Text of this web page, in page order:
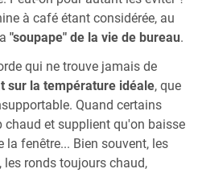
à café étant considérée, au
"soupape" de la vie de bureau.
qui ne trouve jamais de
sur la température idéale, que
Quand certains
chaud et supplient qu'on baisse
la fenêtre... Bien souvent, les
ronds toujours chaud,